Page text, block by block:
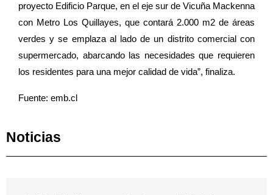
proyecto Edificio Parque, en el eje sur de Vicuña Mackenna
con Metro Los Quillayes, que contará 2.000 m2 de áreas
verdes y se emplaza al lado de un distrito comercial con
supermercado, abarcando las necesidades que requieren
los residentes para una mejor calidad de vida”, finaliza.
Fuente: emb.cl
Noticias